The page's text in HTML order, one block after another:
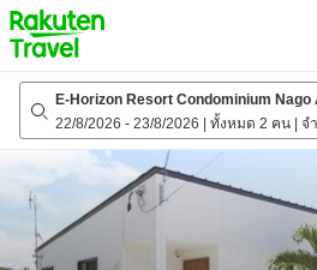
to
top
page
E-Horizon Resort Condominium Nago
22/8/2026 - 23/8/2026 ทั้งหมด 2 คน จ